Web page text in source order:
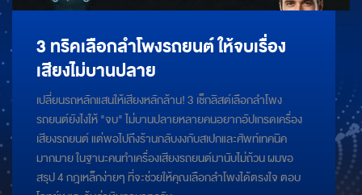
3 ทริคเลือกลำโพงรถยนต์ ให้จบเรื่อง
เสียงไม่บานปลาย
เปลี่ยนรถหลักแสนให้เสียงหลักล้าน! 3 เช็กลิสต์เลือกลำโพง
รถยนต์ยังไงให้ "จบ" ไม่บานปลายหลายคนอยากอัปเกรดเครื่อง
เสียงรถยนต์ แต่พอไปถึงร้านกลับงงกับสเปกและศัพท์เทคนิค
มากมาย ในฐานะคนทำเครื่องเสียงรถยนต์มานับไม่ถ้วน ผมขอ
สรุป 4 กฎเหล็กง่ายๆ ที่จะช่วยให้คุณเลือกลำโพงได้ตรงใจ ตอบ